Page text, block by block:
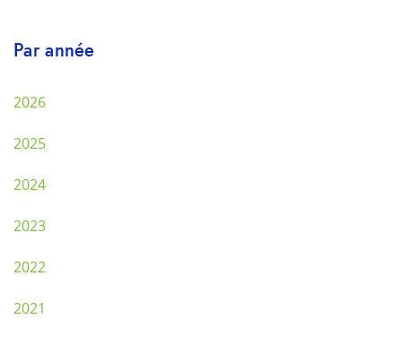
Par année
2026
2025
2024
2023
2022
2021